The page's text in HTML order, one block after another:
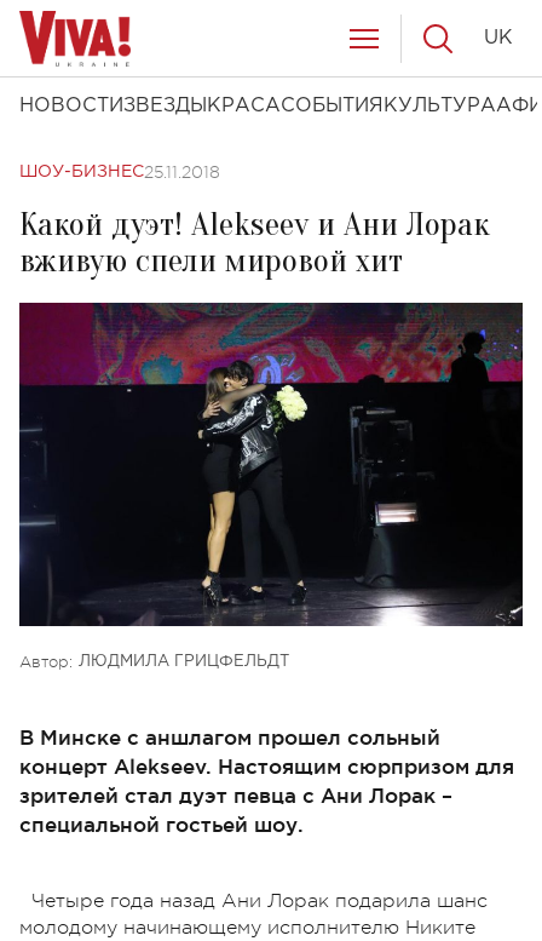
НОВОСТИ ЗВЕЗДЫ КРАСАСОБЫТИЯ КУЛЬТУРА
UK
ШОУ-БИЗНЕС25.11.2018
Какой дуэт! Alekseev и Ани Лорак
вживую спели мировой хит
Автор: ЛЮДМИЛА ГРИЦФЕЛЬДТ
В Минске с аншлагом прошел сольный
концерт Alekseev. Настоящим сюрпризом для
зрителей стал дуэт певца с Ани Лорак –
специальной гостьей шоу.
Четыре года назад Ани Лорак подарила шанс
молодому начинающему исполнителю Никите